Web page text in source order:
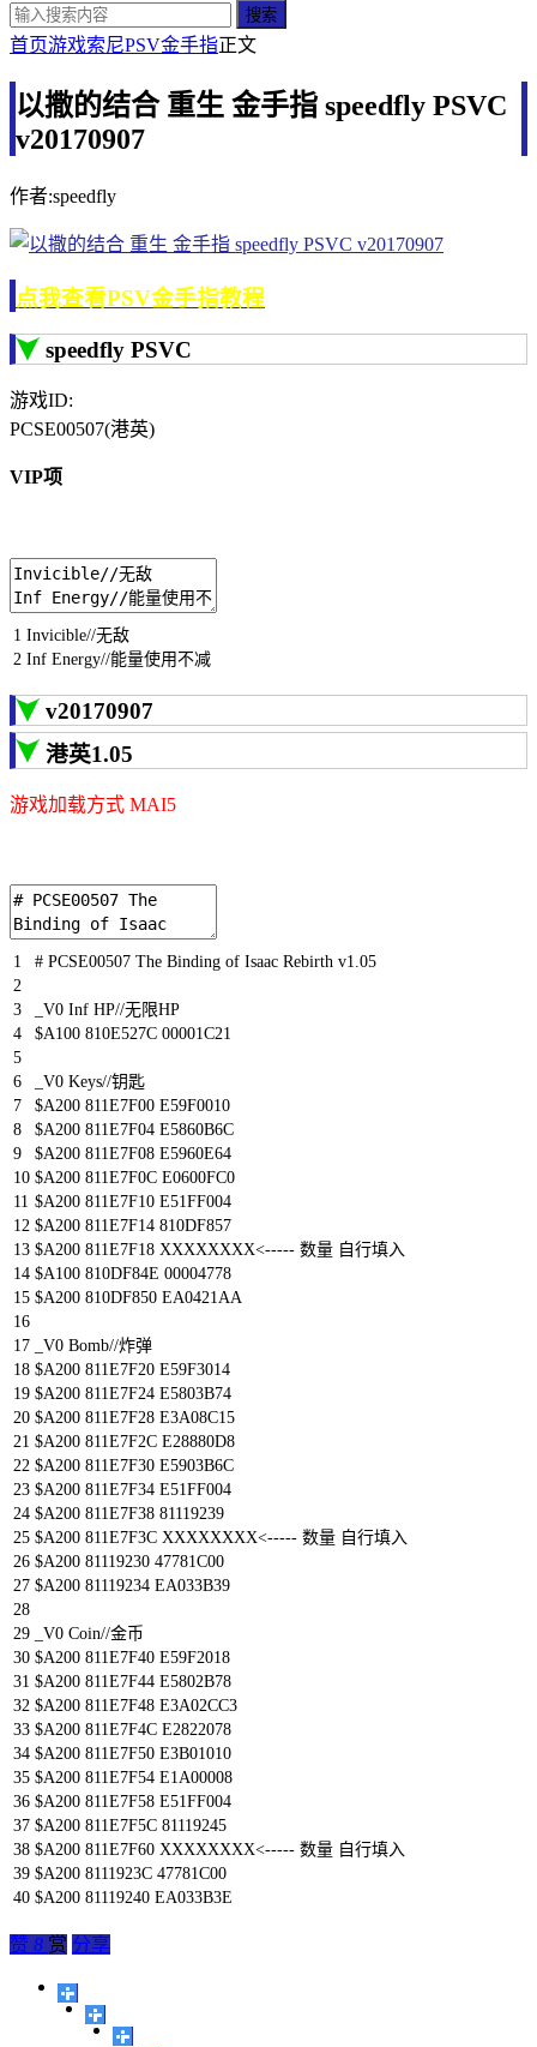
搜索
首页游戏索尼PSV金手指正文
以撒的结合 重生 金手指 speedfly PSVC
v20170907
作者:speedfly
点我查看PSV金手指教程
speedfly PSVC
游戏ID:
PCSE00507(港英)
VIP项
1
2
Invicible//无敌
Inf Energy//能量使用不减
v20170907
港英1.05
游戏加载方式 MAI5
1
2
3
4
5
6
7
8
9
10
11
12
13
14
15
16
17
18
19
20
21
22
23
24
25
26
27
28
29
30
31
32
33
34
35
36
37
38
39
40
# PCSE00507 The Binding of Isaac Rebirth v1.05
_V0 Inf HP//无限HP
$A100 810E527C 00001C21
_V0 Keys//钥匙
$A200 811E7F00 E59F0010
$A200 811E7F04 E5860B6C
$A200 811E7F08 E5960E64
$A200 811E7F0C E0600FC0
$A200 811E7F10 E51FF004
$A200 811E7F14 810DF857
$A200 811E7F18 XXXXXXXX<----- 数量 自行填入
$A100 810DF84E 00004778
$A200 810DF850 EA0421AA
_V0 Bomb//炸弹
$A200 811E7F20 E59F3014
$A200 811E7F24 E5803B74
$A200 811E7F28 E3A08C15
$A200 811E7F2C E28880D8
$A200 811E7F30 E5903B6C
$A200 811E7F34 E51FF004
$A200 811E7F38 81119239
$A200 811E7F3C XXXXXXXX<----- 数量 自行填入
$A200 81119230 47781C00
$A200 81119234 EA033B39
_V0 Coin//金币
$A200 811E7F40 E59F2018
$A200 811E7F44 E5802B78
$A200 811E7F48 E3A02CC3
$A200 811E7F4C E2822078
$A200 811E7F50 E3B01010
$A200 811E7F54 E1A00008
$A200 811E7F58 E51FF004
$A200 811E7F5C 81119245
$A200 811E7F60 XXXXXXXX<----- 数量 自行填入
$A200 8111923C 47781C00
$A200 81119240 EA033B3E
赞 8 赏 分享